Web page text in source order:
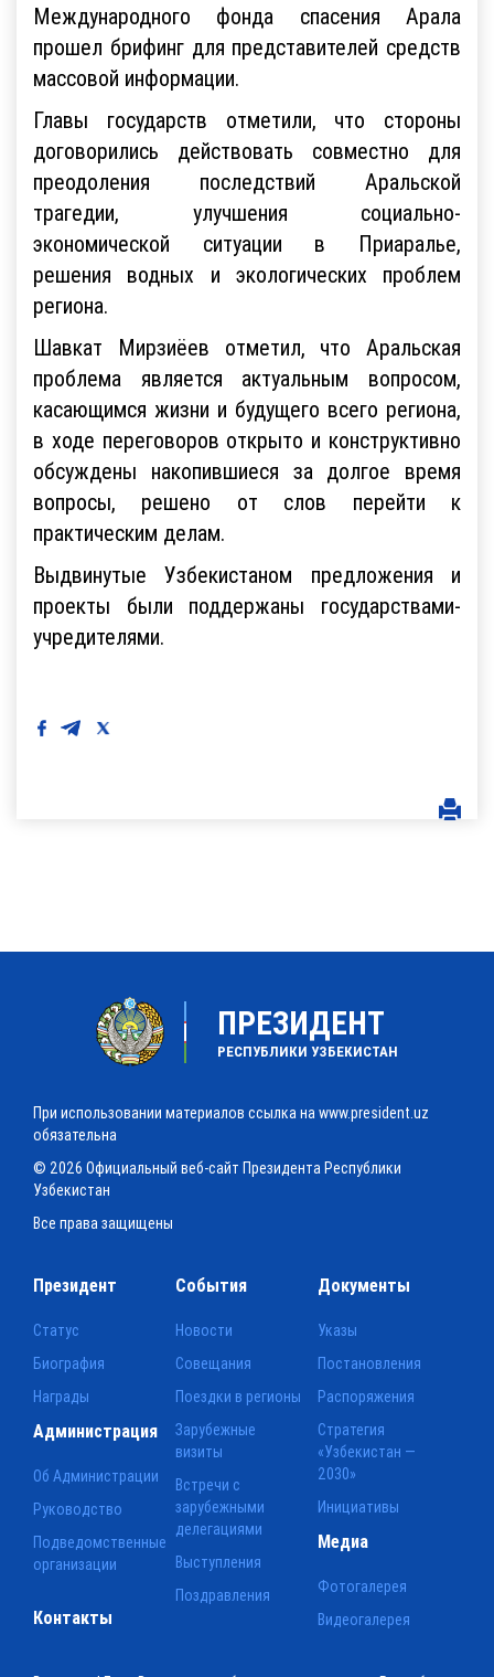
Международного фонда спасения Арала
прошел брифинг для представителей средств
массовой информации.
Главы государств отметили, что стороны
договорились действовать совместно для
преодоления последствий Аральской
трагедии, улучшения социально-
экономической ситуации в Приаралье,
решения водных и экологических проблем
региона.
Шавкат Мирзиёев отметил, что Аральская
проблема является актуальным вопросом,
касающимся жизни и будущего всего региона,
в ходе переговоров открыто и конструктивно
обсуждены накопившиеся за долгое время
вопросы, решено от слов перейти к
практическим делам.
Выдвинутые Узбекистаном предложения и
проекты были поддержаны государствами-
учредителями.
ПРЕЗИДЕНТ
РЕСПУБЛИКИ УЗБЕКИСТАН
При использовании материалов ссылка на www.president.uz
обязательна
© 2026 Официальный веб-сайт Президента Республики
Узбекистан
Все права защищены
Президент
Статус
Биография
Награды
События
Новости
Совещания
Поездки в регионы
Зарубежные
визиты
Встречи с
зарубежными
делегациями
Выступления
Поздравления
Документы
Указы
Постановления
Распоряжения
Стратегия
«Узбекистан —
2030»
Инициативы
Администрация
Об Администрации
Руководство
Подведомственные
организации
Медиа
Фотогалерея
Видеогалерея
Контакты